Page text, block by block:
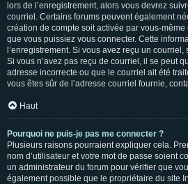
lors de l’enregistrement, alors vous devrez
courriel. Certains forums peuvent également
création de compte soit activée par vous-
que vous puissiez vous connecter. Cette
l’enregistrement. Si vous avez reçu un
Si vous n’avez pas reçu de courriel, il se peut
adresse incorrecte ou que le courriel ait été
vous êtes sûr de l’adresse courriel fournie,
Haut
Pourquoi ne puis-je pas me connecter ?
Plusieurs raisons pourraient expliquer cela.
nom d’utilisateur et votre mot de passe soient
un administrateur du forum pour vérifier que
également possible que le propriétaire du site